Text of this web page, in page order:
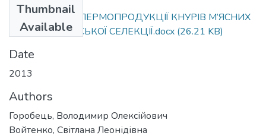
Thumbnail
Available
ПОКАЗНИКИ СПЕРМОПРОДУКЦІЇ КНУРІВ М’ЯСНИХ
ПОРІД АНГЛІЙСЬКОЇ СЕЛЕКЦІЇ.docx (26.21 KB)
Date
2013
Authors
Горобець, Володимир Олексійович
Войтенко, Світлана Леонідівна